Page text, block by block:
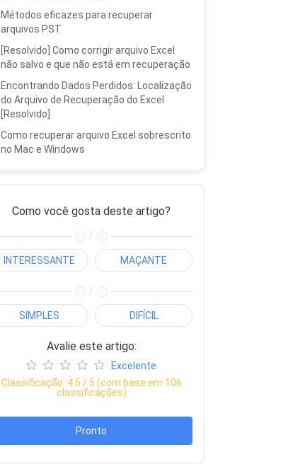
Métodos eficazes para recuperar
arquivos PST
[Resolvido] Como corrigir arquivo Excel
não salvo e que não está em recuperação
Encontrando Dados Perdidos: Localização
do Arquivo de Recuperação do Excel
[Resolvido]
Como recuperar arquivo Excel sobrescrito
no Mac e Windows
Como você gosta deste artigo?
/
INTERESSANTE MAÇANTE
/
SIMPLES DIFÍCIL
Avalie este artigo:
Excelente
Classificação: 4.5 / 5 (com base em 106
classificações)
Pronto